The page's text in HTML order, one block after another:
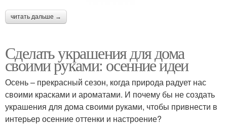
читать дальше →
Сделать украшения для дома
своими руками: осенние идеи
Осень – прекрасный сезон, когда природа радует нас
своими красками и ароматами. И почему бы не создать
украшения для дома своими руками, чтобы привнести в
интерьер осенние оттенки и настроение?